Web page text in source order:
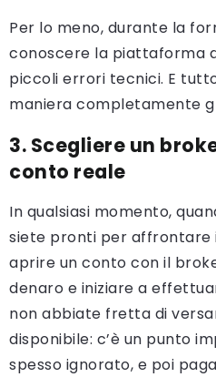
Per lo meno, durante la
conoscere la piattaforma
piccoli errori tecnici. E
maniera completamente
3. Scegliere un
conto reale
In qualsiasi momento,
siete pronti per affrontare
aprire un conto con il
denaro e iniziare a
non abbiate fretta di
disponibile: c’è un punto
spesso ignorato, e poi